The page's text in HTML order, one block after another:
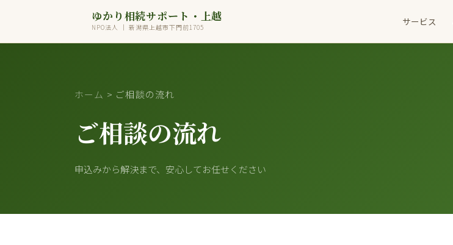
ゆかり相続サポート・上越
NPO法人 ｜ 新潟県上越市下門前1705 サービス
ホーム > ご相談の流れ
ご相談の流れ
申込みから解決まで、安心してお任せください